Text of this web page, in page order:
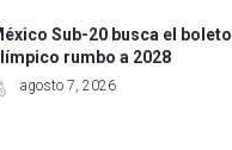
Sub-20 busca el boleto
rumbo a 2028
agosto 7, 2026